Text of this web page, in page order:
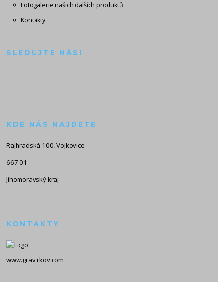
Fotogalerie našich dalších produktů
Kontakty
SLEDUJTE NÁS!
KDE NÁS NAJDETE
Rajhradská 100, Vojkovice
667 01
Jihomoravský kraj
KONTAKTY
www.gravirkov.com